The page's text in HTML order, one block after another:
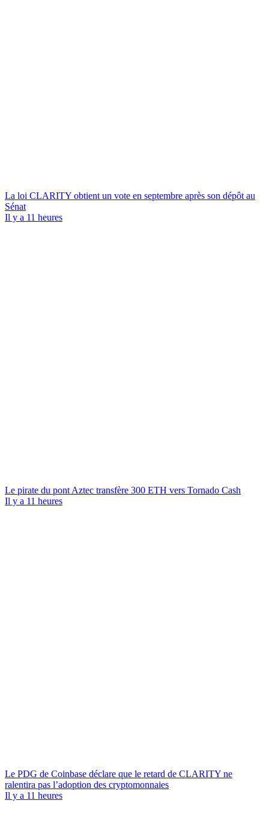
La loi CLARITY obtient un vote en septembre après son dépôt au
Sénat
Il y a 11 heures
Le pirate du pont Aztec transfère 300 ETH vers Tornado Cash
Il y a 11 heures
Le PDG de Coinbase déclare que le retard de CLARITY ne
ralentira pas l’adoption des cryptomonnaies
Il y a 11 heures